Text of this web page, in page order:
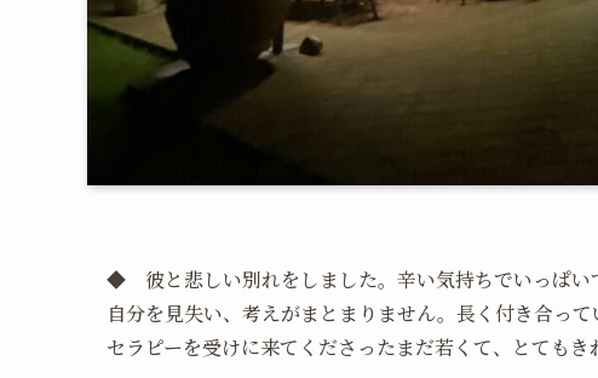
◆ 彼と悲しい別れをしました。辛い気持ちでいっぱい
自分を見失い、考えがまとまりません。長く付き合っ
セラピーを受けに来てくださったまだ若くて、とてもき